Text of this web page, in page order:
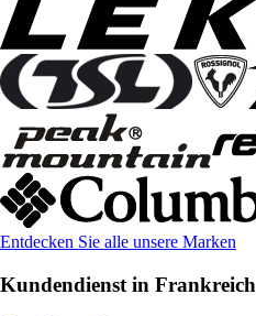
Entdecken Sie alle unsere Marken
Kundendienst in Frankreich